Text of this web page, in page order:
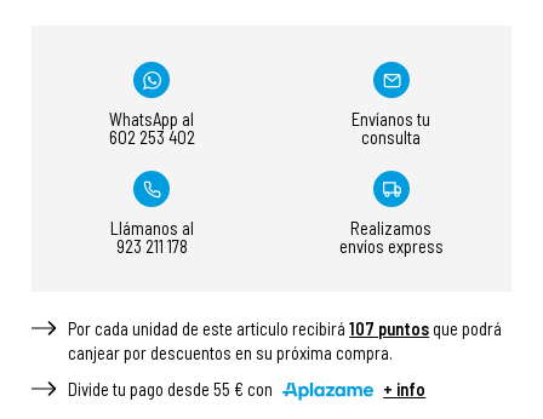
WhatsApp al
602 253 402
Envíanos tu
consulta
Llámanos al
923 211 178
Realizamos
envíos express
Por cada unidad de este articulo recibirá107 puntos que podrá
canjear por descuentos en su próxima compra.
Divide tu pago desde 55 € con
+ info